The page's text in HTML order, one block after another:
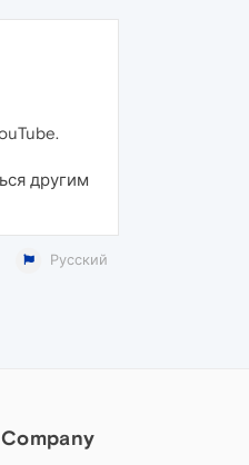
другим
Русский
Company